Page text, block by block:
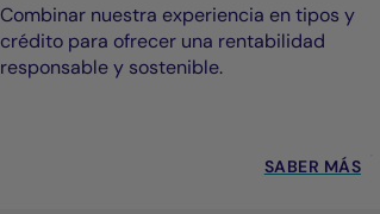
Combinar nuestra experiencia en tipos y
crédito para ofrecer una rentabilidad
responsable y sostenible.
SABER MÁS